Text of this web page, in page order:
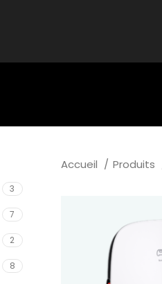
3
7
2
8
Accueil Produits